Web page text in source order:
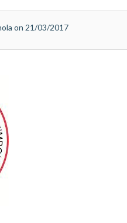
on 21/03/2017